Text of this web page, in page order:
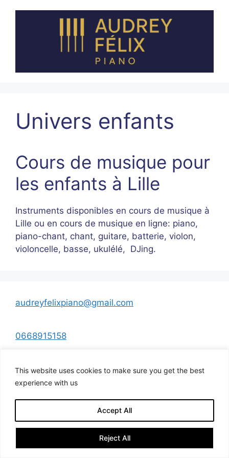
This website uses cookies to make sure you get the best
experience with us
Reject All
Accept All
Univers enfants
Cours de musique pour
les enfants à Lille
Instruments disponibles en cours de musique à
Lille ou en cours de musique en ligne: piano,
piano-chant, chant, guitare, batterie, violon,
violoncelle, basse, ukulélé, DJing.
audreyfelixpiano@gmail.com
0668915158
Discuter sur WhatsApp
© 2026• Construit avecGeneratePress